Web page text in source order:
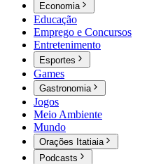
Economia
Educação
Emprego e Concursos
Entretenimento
Esportes
Games
Gastronomia
Jogos
Meio Ambiente
Mundo
Orações Itatiaia
Podcasts